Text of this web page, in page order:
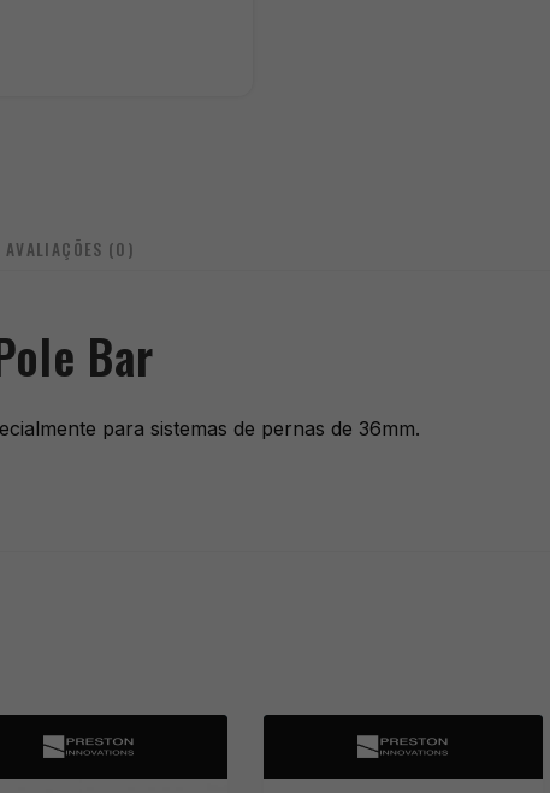
AVALIAÇÕES (0)
Bar
para sistemas de pernas de 36mm.